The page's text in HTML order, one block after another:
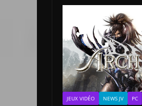
JEUX VIDÉO NEWS JV PC